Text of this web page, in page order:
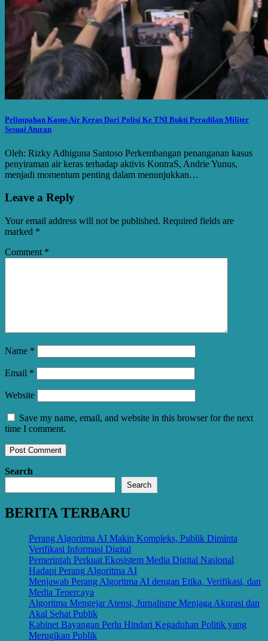
Pelimpahan Kasus Air Keras Dari Polisi Ke TNI Bukti Peradilan Militer
Sesuai Aturan
Oleh: Rizky Adhiguna Santoso Perkembangan penanganan kasus
penyiraman air keras terhadap aktivis KontraS, Andrie Yunus,
menjadi momentum penting dalam menunjukkan…
Leave a Reply
Your email address will not be published. Required fields are
marked *
Comment *
Name *
Email *
Website
Save my name, email, and website in this browser for the next
time I comment.
Search
Search
BERITA TERBARU
Perang Algoritma AI Makin Kompleks, Publik Diminta
Verifikasi Informasi Digital
Pemerintah Perkuat Ekosistem Media Digital Nasional
Hadapi Perang Algoritma AI
Menjawab Perang Algoritma AI dengan Etika, Verifikasi, dan
Media Tepercaya
Algoritma Mengejar Atensi, Jurnalisme Menjaga Akurasi dan
Akal Sehat Publik
Kabinet Bayangan Perlu Hindari Kegaduhan Politik yang
Merugikan Publik